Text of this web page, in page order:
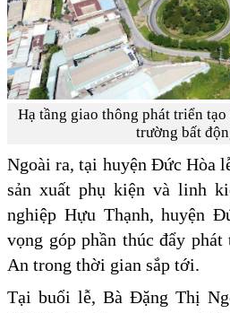
Hạ tầng giao thông phát triển
trường bất
Ngoài ra, tại huyện Đức Hòa
sản xuất phụ kiện và linh
nghiệp Hựu Thạnh, huyện
vọng góp phần thúc đẩy
An trong thời gian sắp tới.
Tại buổi lễ, Bà Đặng Thị